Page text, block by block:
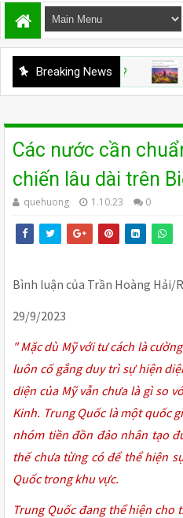
Breaking News CSVN
Các nước cần
chiến lâu dài trên
quehuong 1.10.23 0
Bình luận của Trần Hoàng Hải/
29/9/2023
" Mặc dù Mỹ với tư cách là
luôn cố gắng duy trì sự hiện
diện của Mỹ vẫn chưa là gì so
Kinh. Trung Quốc là một quốc
nhóm tiền đồn đảo nhân tạo
thế chưa từng có để thể hiện
Quốc trong khu vực.
Trung Quốc đang thể hiện cho